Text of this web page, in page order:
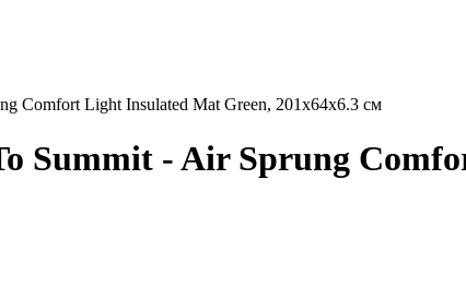
Comfort Light Insulated Mat Green, 201x64x6.3 см
Summit - Air Sprung